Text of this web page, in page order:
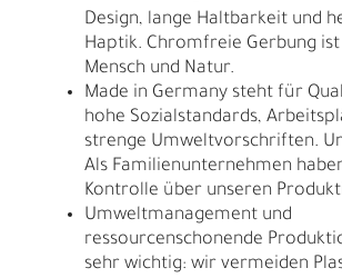
Design, lange Haltbarkeit und
Haptik. Chromfreie Gerbung
Mensch und Natur.
Made in Germany steht für
hohe Sozialstandards,
strenge Umweltvorschriften.
Als Familienunternehmen
Kontrolle über unseren
Umweltmanagement und
ressourcenschonende
sehr wichtig: wir vermeiden